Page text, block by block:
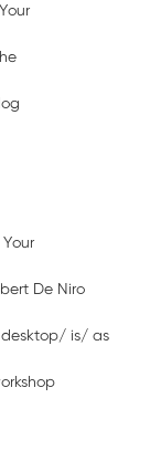
De Niro
is/ as